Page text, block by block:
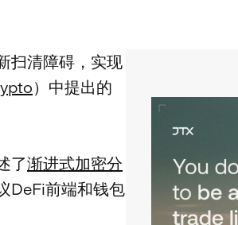
扫清障碍，实现
）中提出的
了渐进式加密分
DeFi前端和钱包